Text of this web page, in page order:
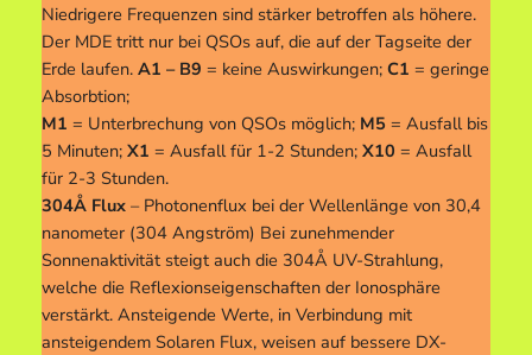
Niedrigere Frequenzen sind stärker betroffen als höhere.
Der MDE tritt nur bei QSOs auf, die auf der Tagseite der
Erde laufen. A1 – B9 = keine Auswirkungen; C1 = geringe
Absorbtion;
M1 = Unterbrechung von QSOs möglich; M5 = Ausfall bis
5 Minuten; X1 = Ausfall für 1-2 Stunden; X10 = Ausfall
für 2-3 Stunden.
304Å Flux– Photonenflux bei der Wellenlänge von 30,4
nanometer (304 Angström) Bei zunehmender
Sonnenaktivität steigt auch die 304Å UV-Strahlung,
welche die Reflexionseigenschaften der Ionosphäre
verstärkt. Ansteigende Werte, in Verbindung mit
ansteigendem Solaren Flux, weisen auf bessere DX-